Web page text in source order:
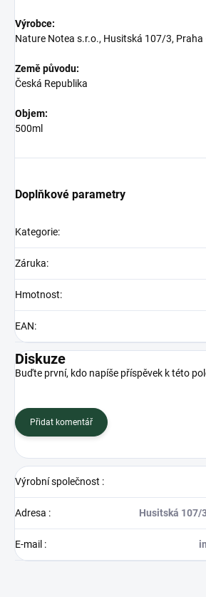
Výrobce:
Nature Notea s.r.o., Husitská 107/3, Praha
Země původu:
Česká Republika
Objem:
500ml
Doplňkové parametry
Kategorie:
Záruka:
Hmotnost:
EAN:
Diskuze
Buďte první, kdo napíše příspěvek k této
Přidat komentář
Výrobní společnost :
Adresa : Husitská 107/
E-mail :